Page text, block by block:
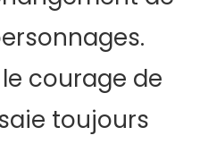
courage de
toujours